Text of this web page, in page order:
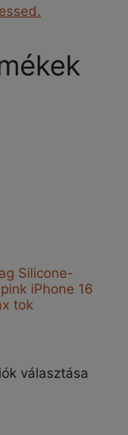
Silicone-
iPhone 16
tok
választása